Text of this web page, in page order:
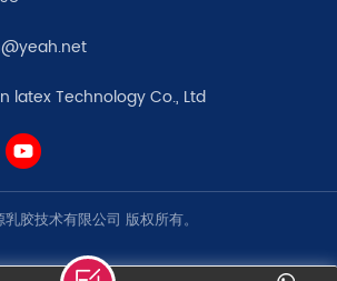
latex Technology Co., Ltd
胶技术有限公司 版权所有。